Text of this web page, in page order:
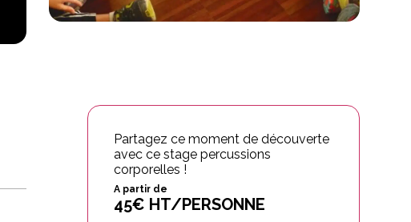
Partagez ce moment de découverte
avec ce stage percussions
corporelles !
A partir de
45€ HT/PERSONNE